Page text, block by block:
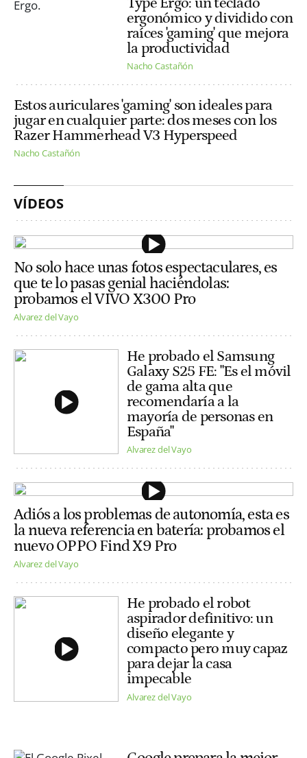
ergonómico y dividido con
raíces 'gaming' que mejora
la productividad
Nacho Castañón
Estos auriculares 'gaming' son ideales para
jugar en cualquier parte: dos meses con los
Razer Hammerhead V3 Hyperspeed
Nacho Castañón
VÍDEOS
No solo hace unas fotos espectaculares, es
que te lo pasas genial haciéndolas:
probamos el VIVO X300 Pro
Alvarez del Vayo
He probado el Samsung
Galaxy S25 FE: "Es el móvil
de gama alta que
recomendaría a la
mayoría de personas en
España"
Alvarez del Vayo
Adiós a los problemas de autonomía, esta es
la nueva referencia en batería: probamos el
nuevo OPPO Find X9 Pro
Alvarez del Vayo
He probado el robot
aspirador definitivo: un
diseño elegante y
compacto pero muy capaz
para dejar la casa
impecable
Alvarez del Vayo